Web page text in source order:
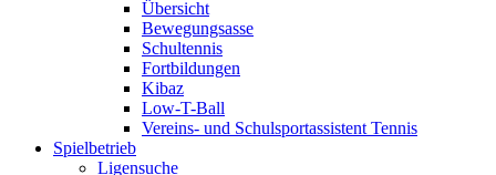
Übersicht
Bewegungsasse
Schultennis
Fortbildungen
Kibaz
Low-T-Ball
Vereins- und Schulsportassistent Tennis
Spielbetrieb
Ligensuche